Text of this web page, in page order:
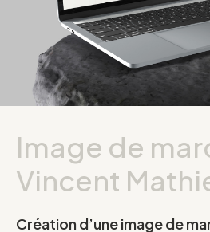
Image de
Vincent
Création d’une image de